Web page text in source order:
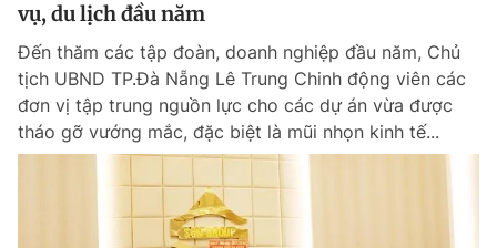
vụ, du lịch đầu năm
Đến thăm các tập đoàn, doanh nghiệp đầu năm, Chủ
tịch UBND TP.Đà Nẵng Lê Trung Chinh động viên các
đơn vị tập trung nguồn lực cho các dự án vừa được
tháo gỡ vướng mắc, đặc biệt là mũi nhọn kinh tế...